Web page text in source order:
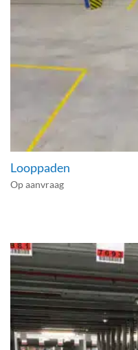
Looppaden
Op aanvraag